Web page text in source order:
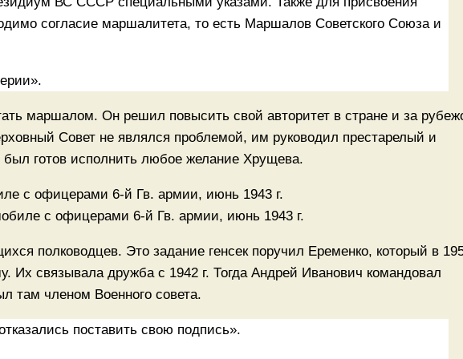
согласие маршалитета, то есть Маршалов Советского Союза и
маршалом. Он решил повысить свой авторитет в стране и за
Совет не являлся проблемой, им руководил престарелый и
готов исполнить любое желание Хрущева.
с офицерами 6-й Гв. армии, июнь 1943 г.
полководцев. Это задание генсек поручил Еременко, который в
Их связывала дружба с 1942 г. Тогда Андрей Иванович командовал
там членом Военного совета.
поставить свою подпись».